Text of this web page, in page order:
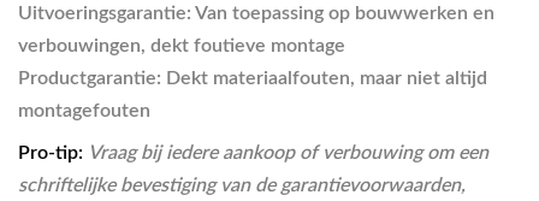
Uitvoeringsgarantie: Van toepassing op bouwwerken en
verbouwingen, dekt foutieve montage
Productgarantie: Dekt materiaalfouten, maar niet altijd
montagefouten
Pro-tip: Vraag bij iedere aankoop of verbouwing om een
schriftelijke bevestiging van de garantievoorwaarden,